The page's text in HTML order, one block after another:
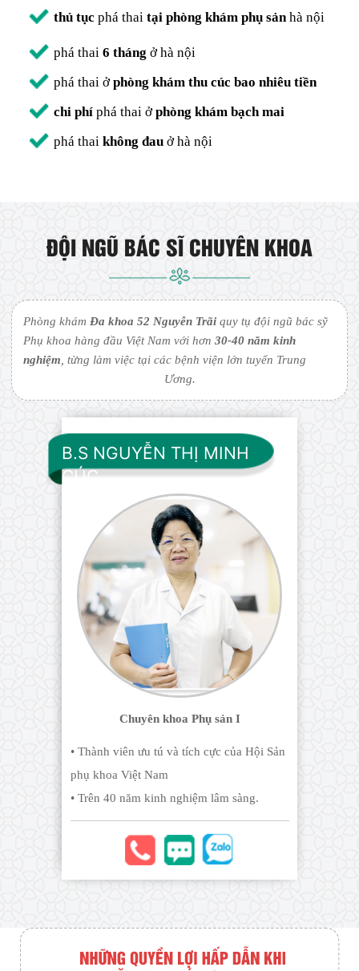
thủ tục phá thaitại phòng khám phụ sảnhà nội
phá thai6 tháng ở hà nội
phá thai ởphòng khám thu cúc bao nhiêu tiền
chi phí phá thai ởphòng khám bạch mai
phá thaikhông đau ở hà nội
ĐỘI NGŨ BÁC SĨ CHUYÊN KHOA
Phòng khámĐa khoa 52 Nguyễn Trãi quy tụ đội ngũ bác sỹ
Phụ khoa hàng đầu Việt Nam với hơn30-40 năm kinh
nghiệm , từng làm việc tại các bệnh viện lớn tuyến Trung
Ương.
B.S NGUYỄN THỊ MINH
CÚC
Chuyên khoa Phụ sản I
• Thành viên ưu tú và tích cực của Hội Sản
phụ khoa Việt Nam
• Trên 40 năm kinh nghiệm lâm sàng.